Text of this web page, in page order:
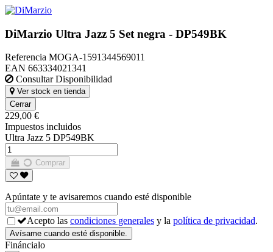
DiMarzio Ultra Jazz 5 Set negra - DP549BK
Referencia MOGA-1591344569011
EAN 663334021341
Consultar Disponibilidad
Ver stock en tienda
Cerrar
229,00 €
Impuestos incluidos
Ultra Jazz 5 DP549BK
Comprar
Apúntate y te avisaremos cuando esté disponible
Acepto las condiciones generales y la política de privacidad.
Fináncialo